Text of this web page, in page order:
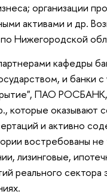
организации
активами и др.
Нижегородской
кафедры
и банки
ПАО РОСБАНК,
оказывают
и активно
востребованы не
лизинговые,
реального